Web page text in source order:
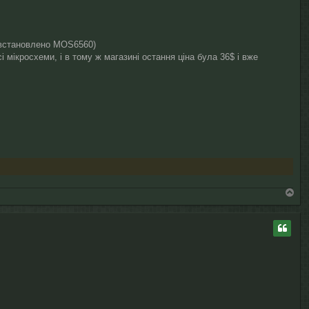
MOS6560)
мікросхеми, і в тому ж магазині остання ціна була 36$ і вже
о